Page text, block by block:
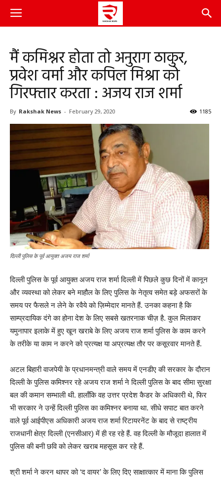
मैं कमिश्नर होता तो अनुराग ठाकुर,
प्रवेश वर्मा और कपिल मिश्रा को
गिरफ्तार करता : अजय राज शर्मा
By Rakshak News - February 29, 2020 1185
दिल्ली पुलिस के पूर्व आयुक्त अजय राज शर्मा
दिल्ली पुलिस के पूर्व आयुक्त अजय राज शर्मा दिल्ली में पिछले कुछ दिनों में कानून
और व्यवस्था को लेकर बने माहौल के लिए पुलिस के नेतृत्व समेत बड़े अफसरों के
समय पर फैसले न लेने के रवैये को ज़िम्मेदार मानते हैं. उनका कहना है कि
साम्प्रदायिक दंगे का होना देश के लिए सबसे खतरनाक चीज़ है. कुल मिलाकर
यमुनापार इलाके में हुए खून खराबे के लिए अजय राज शर्मा पुलिस के काम करने
के तरीके या काम न करने को प्रत्यक्ष या अप्रत्यक्ष तौर पर कसूरवार मानते हैं.
अटल बिहारी वाजपेयी के प्रधानमन्त्री वाले समय में एनडीए की सरकार के दौरान
दिल्ली के पुलिस कमिश्नर रहे अजय राज शर्मा ने दिल्ली पुलिस के बाद सीमा सुरक्षा
बल की कमान सम्भाली थी. हालाँकि वह उत्तर प्रदेश कैडर के अधिकारी थे, फिर
भी सरकार ने उन्हें दिल्ली पुलिस का कमिश्नर बनाया था. सीधे सपाट बात करने
वाले पूर्व आईपीएस अधिकारी अजय राज शर्मा रिटायरनेंट के बाद से राष्ट्रीय
राजधानी क्षेत्र दिल्ली (एनसीआर) में ही रह रहे हैं. वह दिल्ली के मौजूदा हालात में
पुलिस की बनी छवि को लेकर खराब महसूस कर रहे हैं.
श्री शर्मा ने करन थापर को ‘द वायर’ के लिए दिए साक्षात्कार में माना कि पुलिस